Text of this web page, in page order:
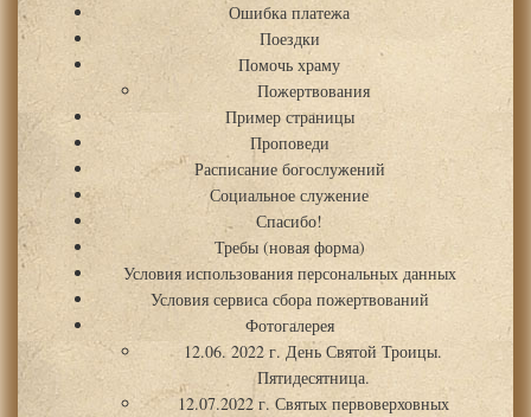
Ошибка платежа
Поездки
Помочь храму
Пожертвования
Пример страницы
Проповеди
Расписание богослужений
Социальное служение
Спасибо!
Требы (новая форма)
Условия использования персональных данных
Условия сервиса сбора пожертвований
Фотогалерея
12.06. 2022 г. День Святой Троицы.
Пятидесятница.
12.07.2022 г. Святых первоверховных